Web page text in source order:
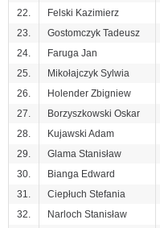
22.
Felski Kazimierz
23.
Gostomczyk Tadeusz
24.
Faruga Jan
25.
Mikołajczyk Sylwia
26.
Holender Zbigniew
27.
Borzyszkowski Oskar
28.
Kujawski Adam
29.
Glama Stanisław
30.
Bianga Edward
31.
Ciepłuch Stefania
32.
Narloch Stanisław